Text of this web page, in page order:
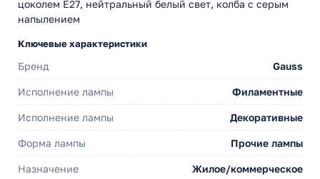
цоколем E27, нейтральный белый свет, колба с серым
напылением
Ключевые характеристики
Бренд Gauss
Исполнение лампы Филаментные
Исполнение лампы Декоративные
Форма лампы Прочие лампы
Назначение Жилое/коммерческое